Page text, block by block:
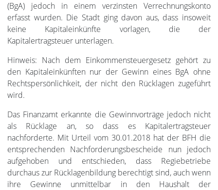
(BgA) jedoch in einem verzinsten Verrechnungskonto
erfasst wurden. Die Stadt ging davon aus, dass insoweit
keine Kapitaleinkünfte vorlagen, die der
Kapitalertragsteuer unterlagen.
Hinweis: Nach dem Einkommensteuergesetz gehört zu
den Kapitaleinkünften nur der Gewinn eines BgA ohne
Rechtspersönlichkeit, der nicht den Rücklagen zugeführt
wird.
Das Finanzamt erkannte die Gewinnvorträge jedoch nicht
als Rücklage an, so dass es Kapitalertragsteuer
nachforderte. Mit Urteil vom 30.01.2018 hat der BFH die
entsprechenden Nachforderungsbescheide nun jedoch
aufgehoben und entschieden, dass Regiebetriebe
durchaus zur Rücklagenbildung berechtigt sind, auch wenn
ihre Gewinne unmittelbar in den Haushalt der